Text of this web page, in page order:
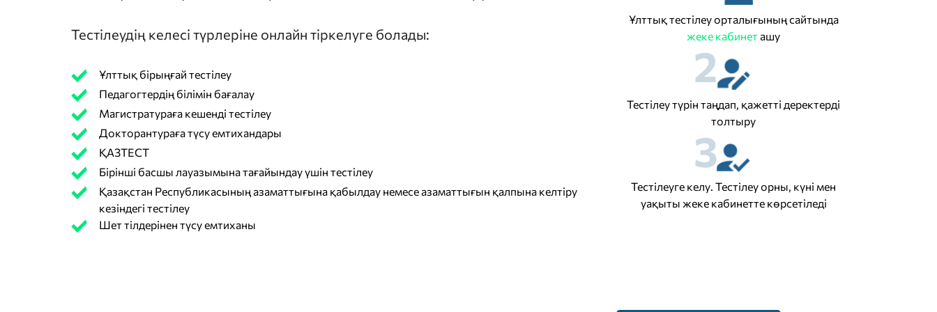
Тестілеудің келесі түрлеріне онлайн тіркелуге болады:
Ұлттық бірыңғай тестілеу
Педагогтердің білімін бағалау
Магистратураға кешенді тестілеу
Докторантураға түсу емтихандары
ҚАЗТЕСТ
Бірінші басшы лауазымына тағайындау үшін тестілеу
Қазақстан Республикасының азаматтығына қабылдау немесе азаматтығын қалпына келтіру
кезіндегі тестілеу
Шет тілдерінен түсу емтиханы
Ұлттық тестілеу орталығының сайтында
жеке кабинет ашу
2
Тестілеу түрін таңдап, қажетті деректерді
толтыру
3
Тестілеуге келу. Тестілеу орны, күні мен
уақыты жеке кабинетте көрсетіледі